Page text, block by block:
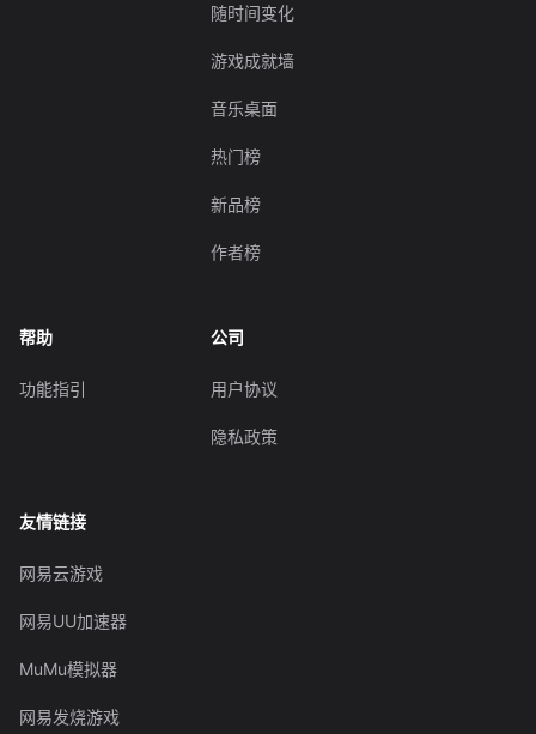
随时间变化
游戏成就墙
音乐桌面
热门榜
新品榜
作者榜
帮助
功能指引
公司
用户协议
隐私政策
友情链接
网易云游戏
网易UU加速器
MuMu模拟器
网易发烧游戏